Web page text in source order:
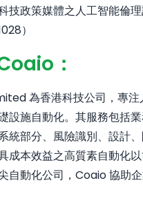
技政策媒體之人工智能倫
）
：
為香港科技公司，專注
設施自動化。其服務包括
統部分、風險識別、設計
成本效益之高質素自動化
自動化公司，Coaio 協助